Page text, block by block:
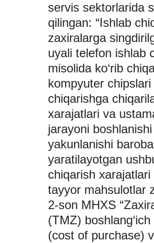
servis sektorlarida
qilingan: “Ishlab
zaxiralarga
uyali telefon ishlab
misolida ko‘rib
kompyuter chipslari
chiqarishga
xarajatlari va
jarayoni
yakunlanishi
yaratilayotgan
chiqarish
tayyor mahsulotlar
2-son MHXS
(TMZ)
(cost of purchase)